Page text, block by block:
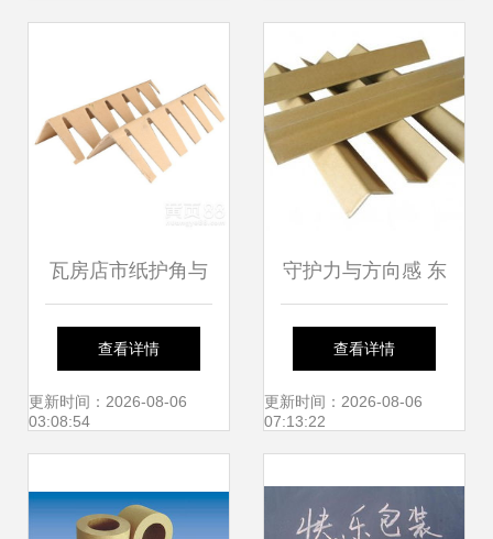
纸桶行业应用
瓦房店市纸护角与
集装袋 包装解决方
案的完美搭配
查看详情
更新时间：2026-08-06
03:08:54
守护力与方向感 东
莞领兴包装引领纸
护角行业新高度
查看详情
更新时间：2026-08-06
07:13:22